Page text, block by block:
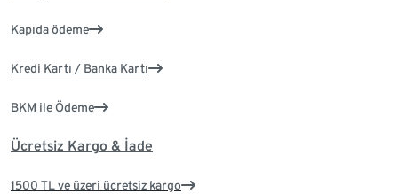
Kapıda ödeme
Kredi Kartı / Banka Kartı
BKM ile Ödeme
Ücretsiz Kargo & İade
1500 TL ve üzeri ücretsiz kargo